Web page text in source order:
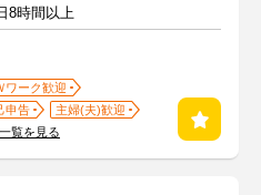
8時間以上
ワーク歓迎
申告
主婦(夫)歓迎
覧を見る